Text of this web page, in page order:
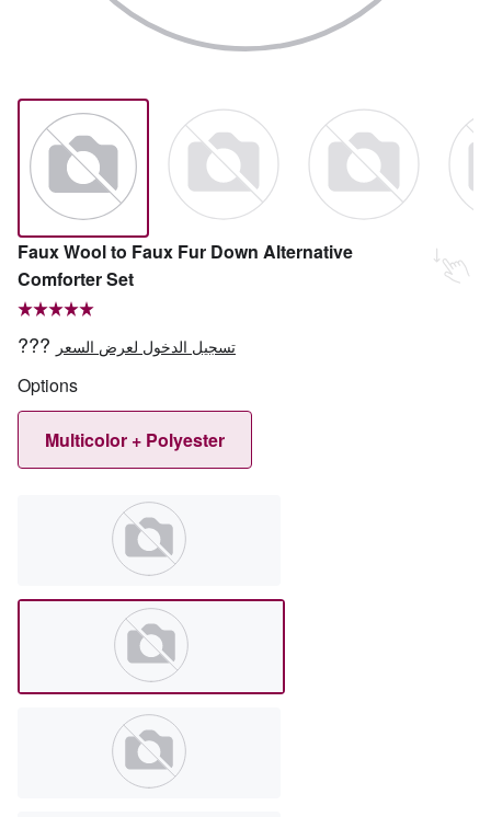
Faux Wool to Faux Fur Down Alternative
Comforter Set
??? تسجيل الدخول لعرض السعر
Options
Multicolor + Polyester